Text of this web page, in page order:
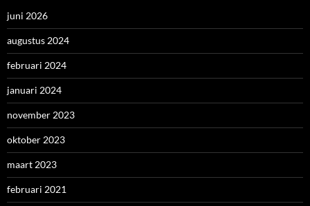
juni 2026
augustus 2024
februari 2024
januari 2024
november 2023
oktober 2023
maart 2023
februari 2021